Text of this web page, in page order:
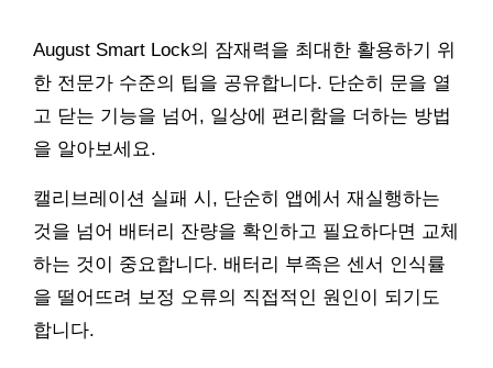
August Smart Lock의 잠재력을 최대한 활용하기 위
한 전문가 수준의 팁을 공유합니다. 단순히 문을 열
고 닫는 기능을 넘어, 일상에 편리함을 더하는 방법
을 알아보세요.
캘리브레이션 실패 시, 단순히 앱에서 재실행하는
것을 넘어 배터리 잔량을 확인하고 필요하다면 교체
하는 것이 중요합니다. 배터리 부족은 센서 인식률
을 떨어뜨려 보정 오류의 직접적인 원인이 되기도
합니다.